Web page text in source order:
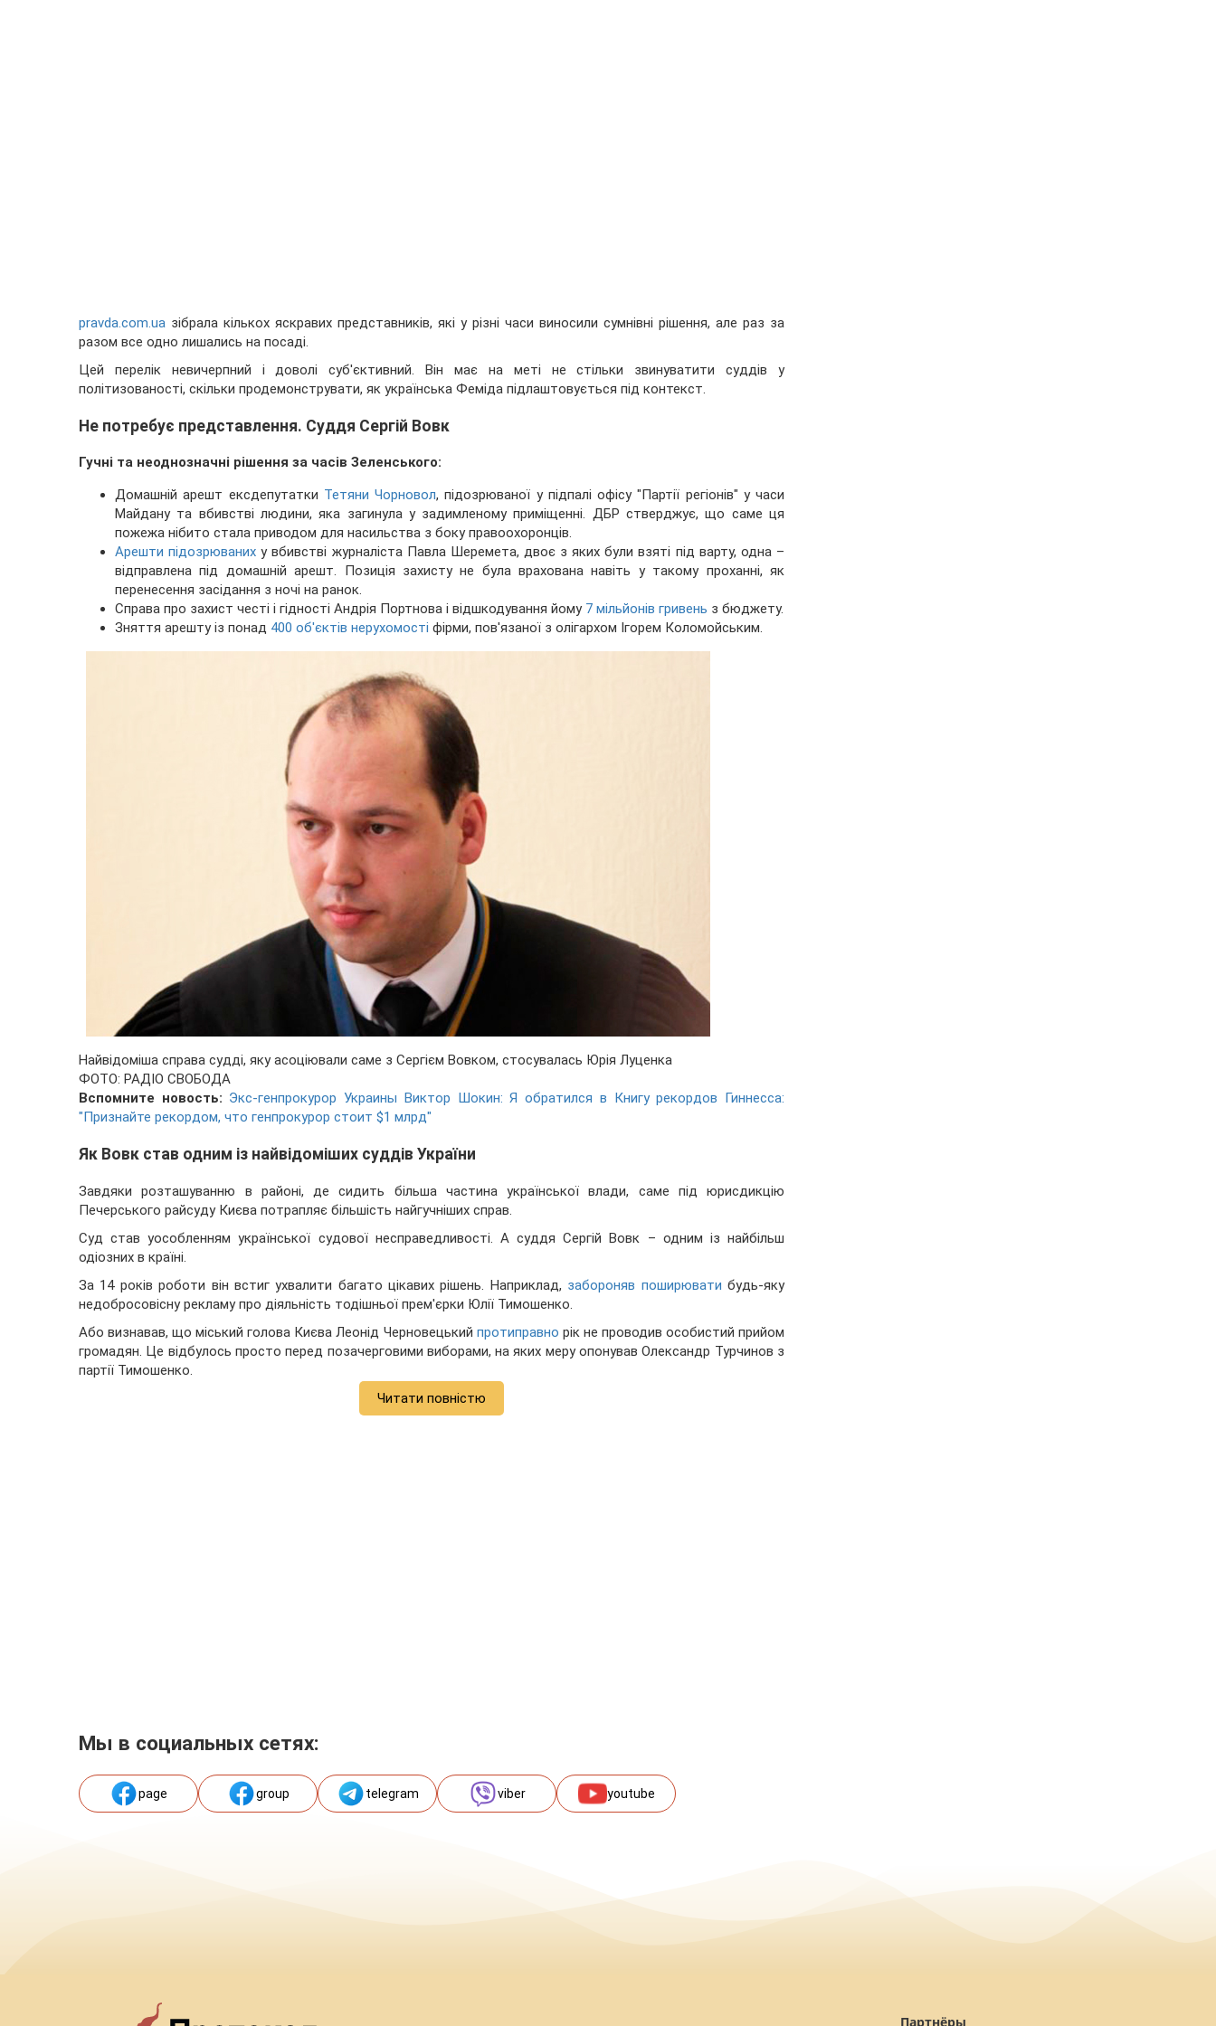
pravda.com.ua зібрала кількох яскравих представників, які у різні часи виносили сумнівні рішення, але раз за
разом все одно лишались на посаді.
Цей перелік невичерпний і доволі суб'єктивний. Він має на меті не стільки звинуватити суддів у
політизованості, скільки продемонструвати, як українська Феміда підлаштовується під контекст.
Не потребує представлення. Суддя Сергій Вовк
Гучні та неоднозначні рішення за часів Зеленського:
Домашній арешт ексдепутатки Тетяни Чорновол, підозрюваної у підпалі офісу "Партії регіонів" у часи
Майдану та вбивстві людини, яка загинула у задимленому приміщенні. ДБР стверджує, що саме ця
пожежа нібито стала приводом для насильства з боку правоохоронців.
Арешти підозрюваних у вбивстві журналіста Павла Шеремета, двоє з яких були взяті під варту, одна –
відправлена під домашній арешт. Позиція захисту не була врахована навіть у такому проханні, як
перенесення засідання з ночі на ранок.
Справа про захист честі і гідності Андрія Портнова і відшкодування йому 7 мільйонів гривень з бюджету.
Зняття арешту із понад 400 об'єктів нерухомості фірми, пов'язаної з олігархом Ігорем Коломойським.
Найвідоміша справа судді, яку асоціювали саме з Сергієм Вовком, стосувалась Юрія Луценка
ФОТО: РАДІО СВОБОДА
Вспомните новость: Экс-генпрокурор Украины Виктор Шокин: Я обратился в Книгу рекордов Гиннесса:
"Признайте рекордом, что генпрокурор стоит $1 млрд"
Як Вовк став одним із найвідоміших суддів України
Завдяки розташуванню в районі, де сидить більша частина української влади, саме під юрисдикцію
Печерського райсуду Києва потрапляє більшість найгучніших справ.
Суд став уособленням української судової несправедливості. А суддя Сергій Вовк – одним із найбільш
одіозних в країні.
За 14 років роботи він встиг ухвалити багато цікавих рішень. Наприклад, забороняв поширювати будь-яку
недобросовісну рекламу про діяльність тодішньої прем'єрки Юлії Тимошенко.
Або визнавав, що міський голова Києва Леонід Черновецький протиправно рік не проводив особистий прийом
громадян. Це відбулось просто перед позачерговими виборами, на яких меру опонував Олександр Турчинов з
партії Тимошенко.
Читати повністю
Мы в социальных сетях:
page group telegram viber youtube
Партнёры